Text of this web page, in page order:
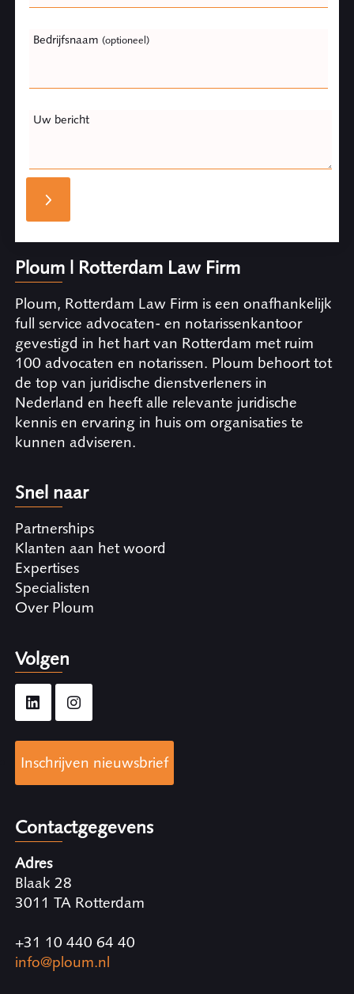
Bedrijfsnaam (optioneel)
Uw bericht
Ploum | Rotterdam Law Firm
Ploum, Rotterdam Law Firm is een onafhankelijk
full service advocaten- en notarissenkantoor
gevestigd in het hart van Rotterdam met ruim
100 advocaten en notarissen. Ploum behoort tot
de top van juridische dienstverleners in
Nederland en heeft alle relevante juridische
kennis en ervaring in huis om organisaties te
kunnen adviseren.
Snel naar
Partnerships
Klanten aan het woord
Expertises
Specialisten
Over Ploum
Volgen
Inschrijven nieuwsbrief
Contactgegevens
Adres
Blaak 28
3011 TA Rotterdam
+31 10 440 64 40
info@ploum.nl